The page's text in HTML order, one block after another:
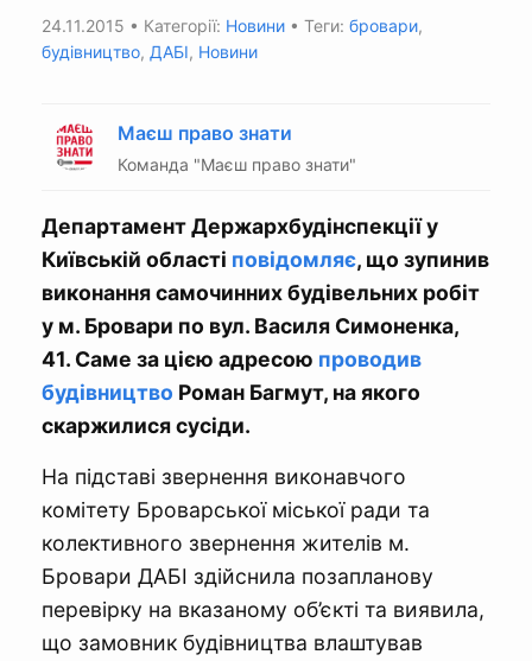
24.11.2015 • Категорії: Новини • Теги: бровари,
будівництво, ДАБІ, Новини
Маєш право знати
Команда "Маєш право знати"
Департамент Держархбудінспекції у
Київській області повідомляє, що зупинив
виконання самочинних будівельних робіт
у м. Бровари по вул. Василя Симоненка,
41. Саме за цією адресою проводив
будівництво Роман Багмут, на якого
скаржилися сусіди.
На підставі звернення виконавчого
комітету Броварської міської ради та
колективного звернення жителів м.
Бровари ДАБІ здійснила позапланову
перевірку на вказаному об’єкті та виявила,
що замовник будівництва влаштував